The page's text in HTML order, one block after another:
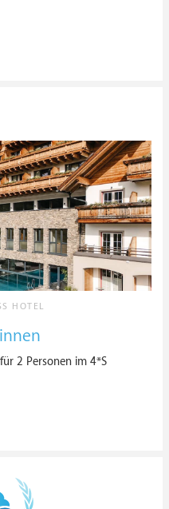
HOTEL
2 Personen im 4*S